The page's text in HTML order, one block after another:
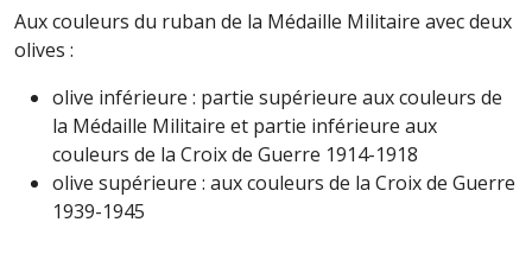
Aux couleurs du ruban de la Médaille Militaire avec deux
olives :
olive inférieure : partie supérieure aux couleurs de
la Médaille Militaire et partie inférieure aux
couleurs de la Croix de Guerre 1914-1918
olive supérieure : aux couleurs de la Croix de Guerre
1939-1945